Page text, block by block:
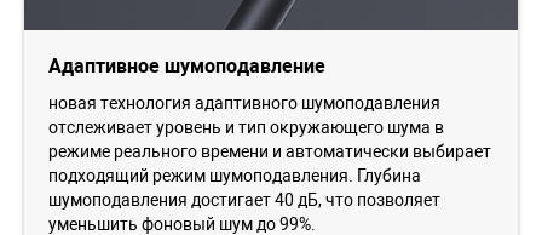
Адаптивное шумоподавление
новая технология адаптивного шумоподавления
отслеживает уровень и тип окружающего шума в
режиме реального времени и автоматически выбирает
подходящий режим шумоподавления. Глубина
шумоподавления достигает 40 дБ, что позволяет
уменьшить фоновый шум до 99%.